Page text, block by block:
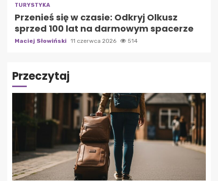
TURYSTYKA
Przenieś się w czasie: Odkryj Olkusz
sprzed 100 lat na darmowym spacerze
Maciej Słowiński 11 czerwca 2026 514
Przeczytaj